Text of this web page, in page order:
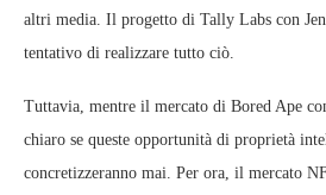
altri media. Il progetto di Tally Labs con
tentativo di realizzare tutto ciò.
Tuttavia, mentre il mercato di Bored Ape
chiaro se queste opportunità di proprietà
concretizzeranno mai. Per ora, il mercato